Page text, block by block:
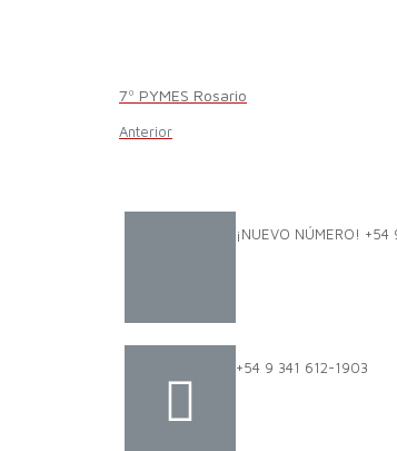
7º PYMES Rosario
Anterior
¡NUEVO NÚMERO!
+54 9 341 612-1903